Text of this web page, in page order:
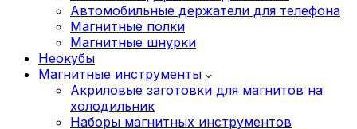
Автомобильные держатели для телефона
Магнитные полки
Магнитные шнурки
Неокубы
Магнитные инструменты
Акриловые заготовки для магнитов на
холодильник
Наборы магнитных инструментов